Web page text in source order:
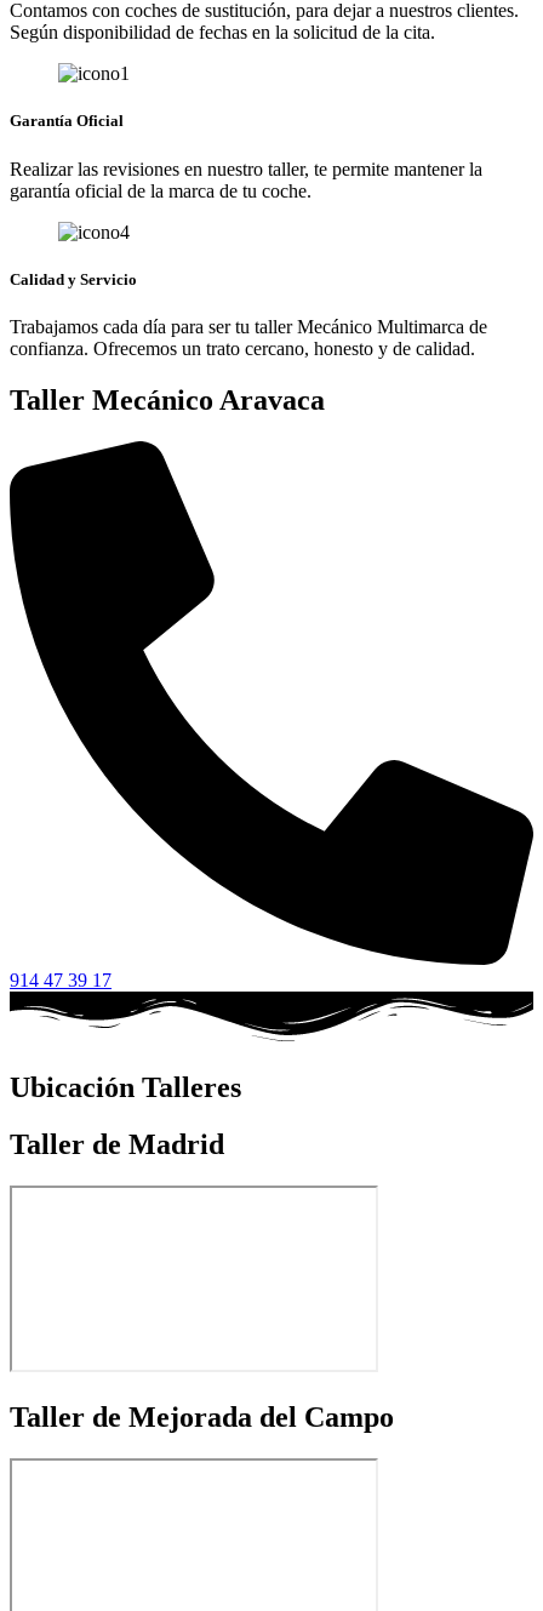
Contamos con coches de sustitución, para dejar a nuestros clientes.
Según disponibilidad de fechas en la solicitud de la cita.
Garantía Oficial
Realizar las revisiones en nuestro taller, te permite mantener la
garantía oficial de la marca de tu coche.
Calidad y Servicio
Trabajamos cada día para ser tu taller Mecánico Multimarca de
confianza. Ofrecemos un trato cercano, honesto y de calidad.
Taller Mecánico Aravaca
914 47 39 17
Ubicación Talleres
Taller de Madrid
Taller de Mejorada del Campo